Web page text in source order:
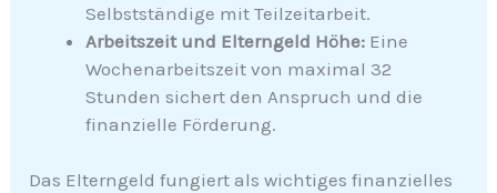
Selbstständige mit Teilzeitarbeit.
Arbeitszeit und Elterngeld Höhe: Eine
Wochenarbeitszeit von maximal 32
Stunden sichert den Anspruch und die
finanzielle Förderung.
Das Elterngeld fungiert als wichtiges finanzielles